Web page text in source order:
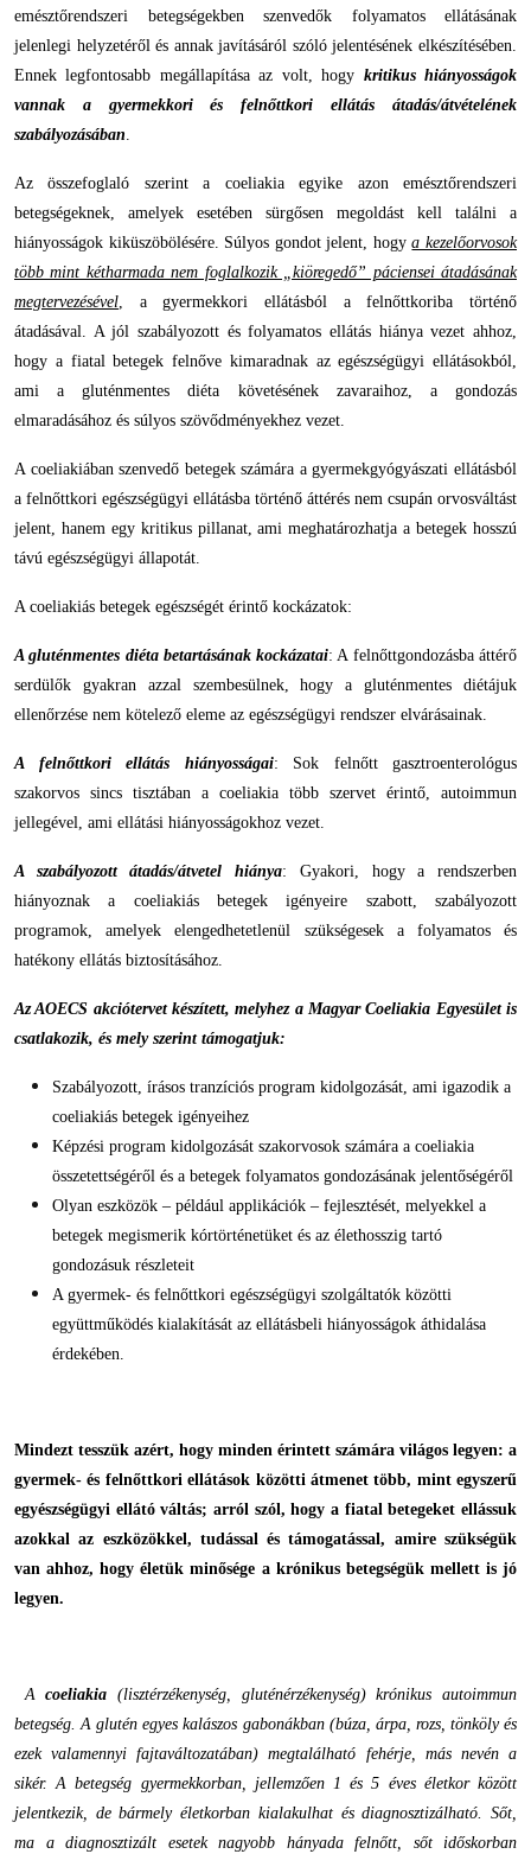
emésztőrendszeri betegségekben szenvedők folyamatos ellátásának
jelenlegi helyzetéről és annak javításáról szóló jelentésének elkészítésében.
Ennek legfontosabb megállapítása az volt, hogy kritikus hiányosságok
vannak a gyermekkori és felnőttkori ellátás átadás/átvételének
szabályozásában.
Az összefoglaló szerint a coeliakia egyike azon emésztőrendszeri
betegségeknek, amelyek esetében sürgősen megoldást kell találni a
hiányosságok kiküszöbölésére. Súlyos gondot jelent, hogya kezelőorvosok
több mint kétharmada nem foglalkozik „kiöregedő” páciensei átadásának
megtervezésével, a gyermekkori ellátásból a felnőttkoriba történő
átadásával. A jól szabályozott és folyamatos ellátás hiánya vezet ahhoz,
hogy a fiatal betegek felnőve kimaradnak az egészségügyi ellátásokból,
ami a gluténmentes diéta követésének zavaraihoz, a gondozás
elmaradásához és súlyos szövődményekhez vezet.
A coeliakiában szenvedő betegek számára a gyermekgyógyászati ellátásból
a felnőttkori egészségügyi ellátásba történő áttérés nem csupán orvosváltást
jelent, hanem egy kritikus pillanat, ami meghatározhatja a betegek hosszú
távú egészségügyi állapotát.
A coeliakiás betegek egészségét érintő kockázatok:
A gluténmentes diéta betartásának kockázatai: A felnőttgondozásba áttérő
serdülők gyakran azzal szembesülnek, hogy a gluténmentes diétájuk
ellenőrzése nem kötelező eleme az egészségügyi rendszer elvárásainak.
A felnőttkori ellátás hiányosságai: Sok felnőtt gasztroenterológus
szakorvos sincs tisztában a coeliakia több szervet érintő, autoimmun
jellegével, ami ellátási hiányosságokhoz vezet.
A szabályozott átadás/átvetel hiánya: Gyakori, hogy a rendszerben
hiányoznak a coeliakiás betegek igényeire szabott, szabályozott
programok, amelyek elengedhetetlenül szükségesek a folyamatos és
hatékony ellátás biztosításához.
Az AOECS akciótervet készített, melyhez a Magyar Coeliakia Egyesület is
csatlakozik, és mely szerint támogatjuk:
Szabályozott, írásos tranzíciós program kidolgozását, ami igazodik a
coeliakiás betegek igényeihez
Képzési program kidolgozását szakorvosok számára a coeliakia
összetettségéről és a betegek folyamatos gondozásának jelentőségéről
Olyan eszközök – például applikációk – fejlesztését, melyekkel a
betegek megismerik kórtörténetüket és az élethosszig tartó
gondozásuk részleteit
A gyermek- és felnőttkori egészségügyi szolgáltatók közötti
együttműködés kialakítását az ellátásbeli hiányosságok áthidalása
érdekében.
Mindezt tesszük azért, hogy minden érintett számára világos legyen: a
gyermek- és felnőttkori ellátások közötti átmenet több, mint egyszerű
egyészségügyi ellátó váltás; arról szól, hogy a fiatal betegeket ellássuk
azokkal az eszközökkel, tudással és támogatással, amire szükségük
van ahhoz, hogy életük minősége a krónikus betegségük mellett is jó
legyen.
Acoeliakia (lisztérzékenység, gluténérzékenység) krónikus autoimmun
betegség. A glutén egyes kalászos gabonákban (búza, árpa, rozs, tönköly és
ezek valamennyi fajtaváltozatában) megtalálható fehérje, más nevén a
sikér. A betegség gyermekkorban, jellemzően 1 és 5 éves életkor között
jelentkezik, de bármely életkorban kialakulhat és diagnosztizálható. Sőt,
ma a diagnosztizált esetek nagyobb hányada felnőtt, sőt időskorban